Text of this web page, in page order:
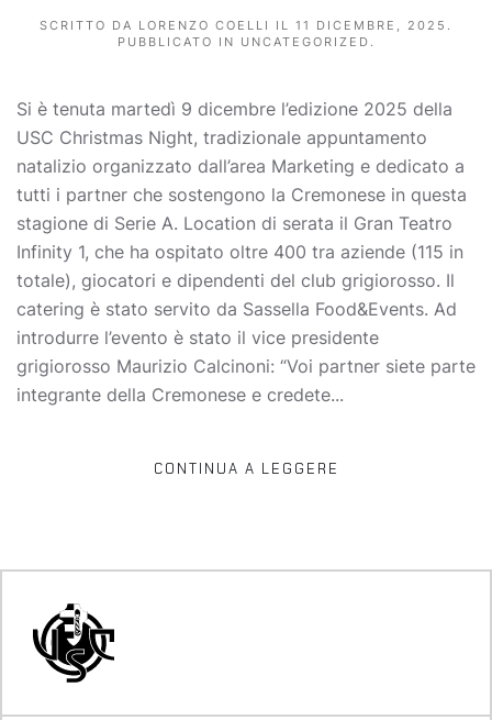
SCRITTO DA LORENZO COELLI IL 11 DICEMBRE, 2025 .
PUBBLICATO IN UNCATEGORIZED .
Si è tenuta martedì 9 dicembre l’edizione 2025 della
USC Christmas Night, tradizionale appuntamento
natalizio organizzato dall’area Marketing e dedicato a
tutti i partner che sostengono la Cremonese in questa
stagione di Serie A. Location di serata il Gran Teatro
Infinity 1, che ha ospitato oltre 400 tra aziende (115 in
totale), giocatori e dipendenti del club grigiorosso. Il
catering è stato servito da Sassella Food&Events. Ad
introdurre l’evento è stato il vice presidente
grigiorosso Maurizio Calcinoni: “Voi partner siete parte
integrante della Cremonese e credete...
CONTINUA A LEGGERE